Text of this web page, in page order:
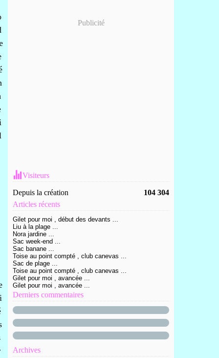
Publicité
Visiteurs
Depuis la création
104 304
Articles récents
Gilet pour moi , début des devants ...
Liu à la plage ...
Nora jardine ...
Sac week-end ...
Sac banane ...
Toise au point compté , club canevas ...
Sac de plage ...
Toise au point compté , club canevas ...
Gilet pour moi , avancée ...
Gilet pour moi , avancée ...
Derniers commentaires
Archives